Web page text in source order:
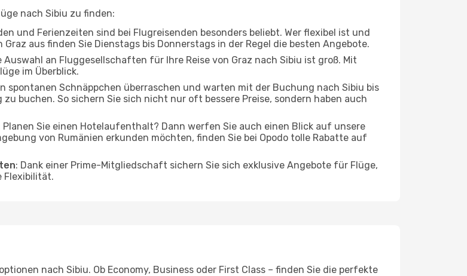
nach Sibiu zu finden:
und Ferienzeiten sind bei Flugreisenden besonders beliebt. Wer flexibel ist und
aus finden Sie Dienstags bis Donnerstags in der Regel die besten Angebote.
Auswahl an Fluggesellschaften für Ihre Reise von Graz nach Sibiu ist groß. Mit
im Überblick.
spontanen Schnäppchen überraschen und warten mit der Buchung nach Sibiu bis
buchen. So sichern Sie sich nicht nur oft bessere Preise, sondern haben auch
Planen Sie einen Hotelaufenthalt? Dann werfen Sie auch einen Blick auf unsere
von Rumänien erkunden möchten, finden Sie bei Opodo tolle Rabatte auf
: Dank einer Prime-Mitgliedschaft sichern Sie sich exklusive Angebote für Flüge,
Flexibilität.
nach Sibiu. Ob Economy, Business oder First Class – finden Sie die perfekte